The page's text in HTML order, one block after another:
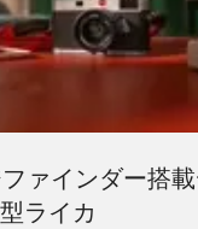
ァインダー搭
ライカ